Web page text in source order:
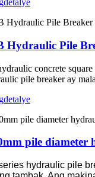
detalye
Hydraulic Pile
concrete
pile breaker ay
detalye
pile diameter
hydraulic pile